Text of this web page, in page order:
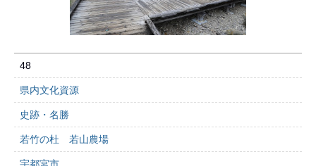
48
県内文化資源
史跡・名勝
若竹の杜 若山農場